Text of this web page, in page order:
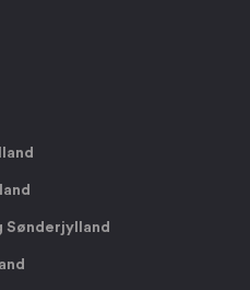
Sønderjylland